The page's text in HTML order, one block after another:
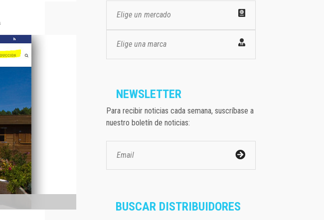
Elige un mercado
Elige una marca
NEWSLETTER
Para recibir noticias cada semana, suscríbase a
nuestro boletín de noticias:
BUSCAR DISTRIBUIDORES